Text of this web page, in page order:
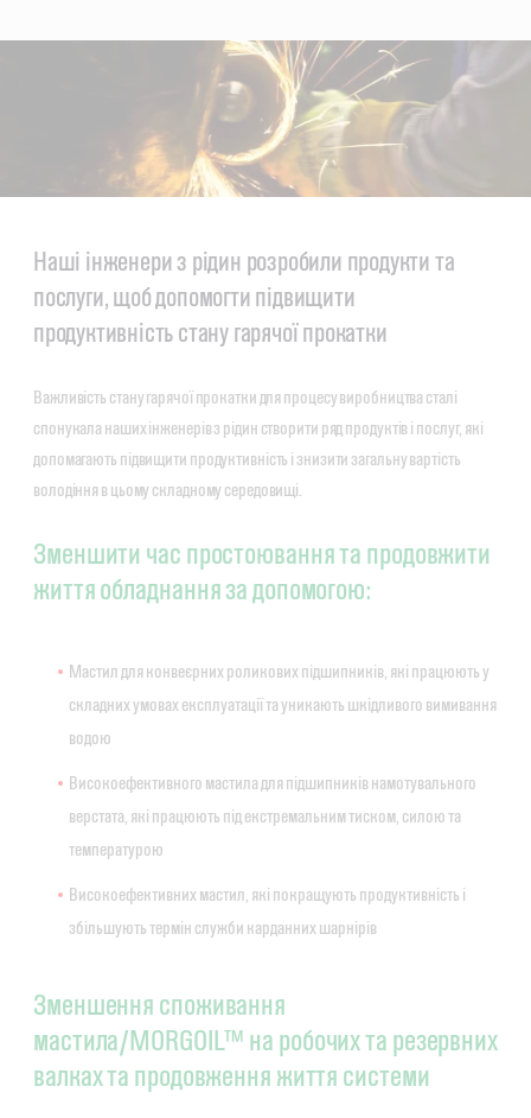
Наші інженери з рідин розробили продукти та
послуги, щоб допомогти підвищити
продуктивність стану гарячої прокатки
Важливість стану гарячої прокатки для процесу виробництва сталі
спонукала наших інженерів з рідин створити ряд продуктів і послуг, які
допомагають підвищити продуктивність і знизити загальну вартість
володіння в цьому складному середовищі.
Зменшити час простоювання та продовжити
життя обладнання за допомогою:
Мастил для конвеєрних роликових підшипників, які працюють у
складних умовах експлуатації та уникають шкідливого вимивання
водою
Високоефективного мастила для підшипників намотувального
верстата, які працюють під екстремальним тиском, силою та
температурою
Високоефективних мастил, які покращують продуктивність і
збільшують термін служби карданних шарнірів
Зменшення споживання
мастила/MORGOIL™ на робочих та резервних
валках та продовження життя системи